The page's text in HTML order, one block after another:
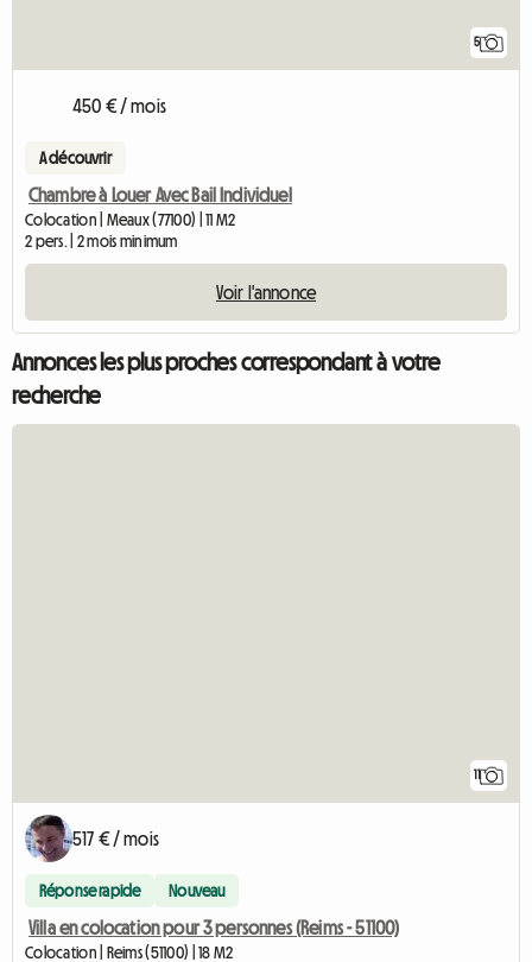
5
450 € / mois
A découvrir
Chambre à Louer Avec Bail Individuel
Colocation | Meaux (77100) | 11 M2
2 pers. | 2 mois minimum
Voir l'annonce
Annonces les plus proches correspondant à votre
recherche
11
517 € / mois
Réponse rapide Nouveau
Villa en colocation pour 3 personnes (Reims - 51100)
Colocation | Reims (51100) | 18 M2